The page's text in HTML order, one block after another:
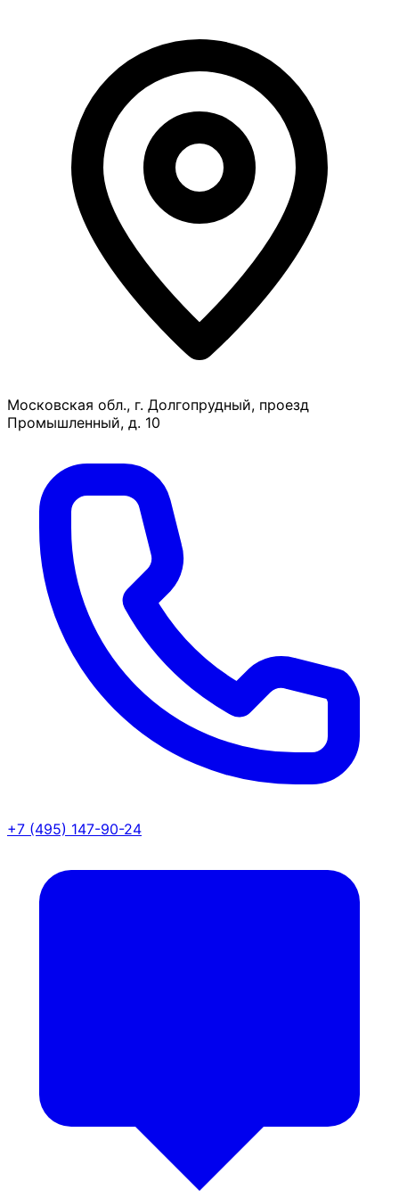
Московская обл., г. Долгопрудный, проезд
Промышленный, д. 10
+7 (495) 147-90-24